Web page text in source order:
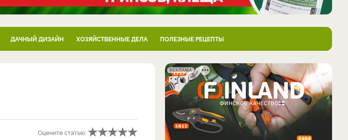
ДАЧНЫЙ ДИЗАЙН ХОЗЯЙСТВЕННЫЕ ДЕЛА ПОЛЕЗНЫЕ РЕЦЕПТЫ
Оцените статью:
РЕКЛАМА